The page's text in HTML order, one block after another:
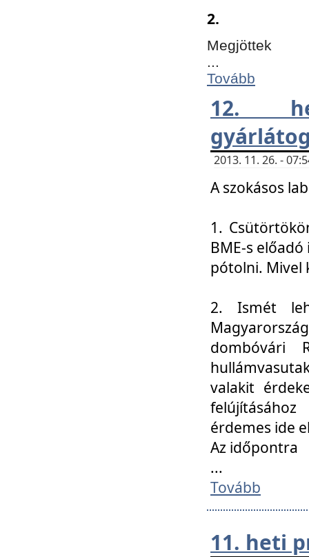
2.
Megjöttek
...
Tovább
12.
2013. 11. 26. -
A szokásos
1.
BME-s
pótolni. Mivel
2. Ismét
dombóvári
valakit
érdemes ide
Az időpontra
...
Tovább
11. heti